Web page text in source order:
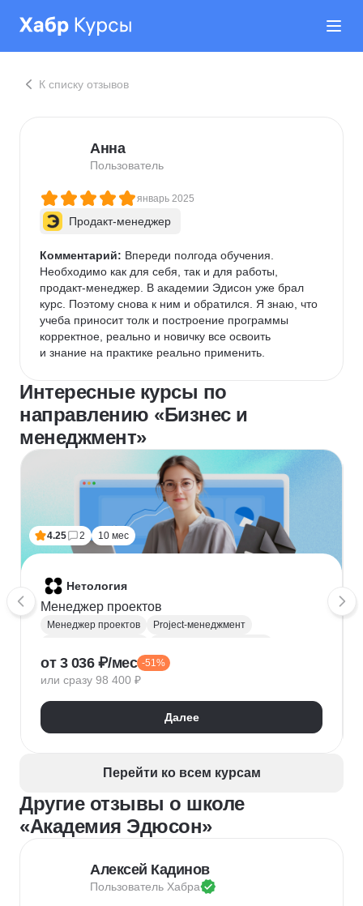
К списку отзывов
Анна
Пользователь
январь 2025
Продакт-менеджер
Комментарий: Впереди полгода обучения.
Необходимо как для себя, так и для работы,
продакт-менеджер. В академии Эдисон уже брал
курс. Поэтому снова к ним и обратился. Я знаю, что
учеба приносит толк и построение программы
корректное, реально и новичку все освоить
и знание на практике реально применить.
Интересные курсы по
направлению «Бизнес и
менеджмент»
4.25 2 10 мес
Нетология
Менеджер проектов
Менеджер проектов
Project-менеджмент
Нейронные сети
Управление рисками
Kanban
Scrum
Управление проектами
Тайм-менеджмент
Управление удаленной командой
от 3 036 ₽/мес -51%
или сразу 98 400 ₽
Далее
Перейти ко всем курсам
Другие отзывы о школе
«Академия Эдюсон»
Алексей Кадинов
Пользователь Хабра